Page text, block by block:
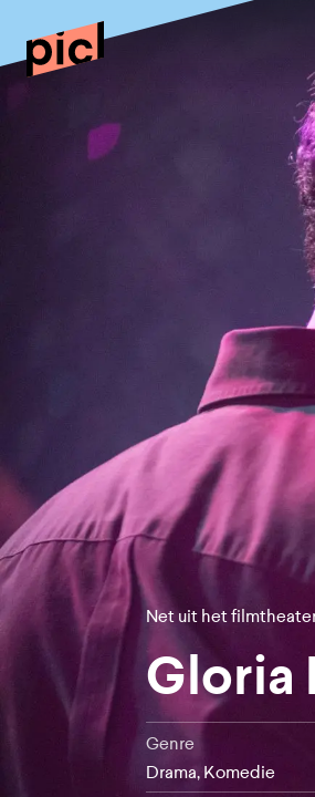
Net uit het
Gloria
Genre
Drama, Komedie